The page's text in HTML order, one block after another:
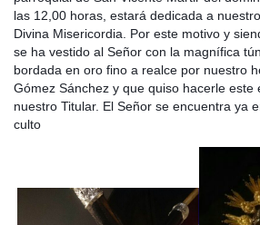
las 12,00 horas, estará dedicada a
Divina Misericordia. Por este motivo y
se ha vestido al Señor con la magnífica
bordada en oro fino a realce por nuestro
Gómez Sánchez y que quiso hacerle este
nuestro Titular. El Señor se encuentra ya
culto